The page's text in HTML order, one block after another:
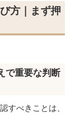
方｜まず押
で重要な判断
すべきことは、